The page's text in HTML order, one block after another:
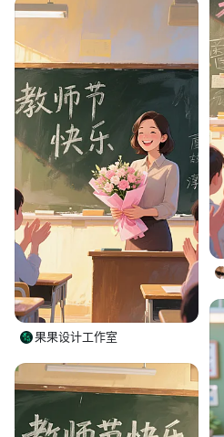
果果设计工作室